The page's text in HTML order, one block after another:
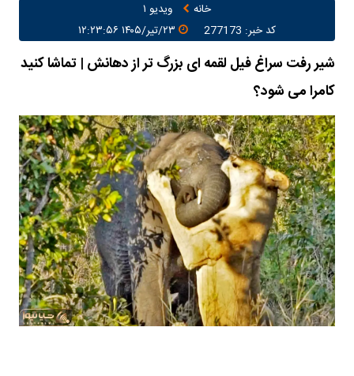
خانه
ویدیو ۱
کد خبر: 277173
شیر رفت سراغ فیل لقمه ای بزرگ تر از دهانش | تماشا کنید
کامرا می شود؟